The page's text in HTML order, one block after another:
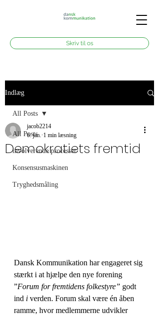
Skriv til os
Indlæg
All Posts
involverende processer
Konsensusmaskinen
Tryghedsmåling
All Posts
Demokratiets fremtid
jacob2214
6. jan. 1 min læsning
Dansk Kommunikation har engageret sig
stærkt i at hjælpe den nye forening
”Forum for fremtidens folkestyre” godt
ind i verden. Forum skal være én åben
ramme, hvor medlemmerne udvikler